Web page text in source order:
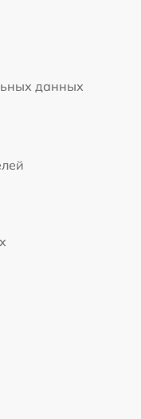
данных